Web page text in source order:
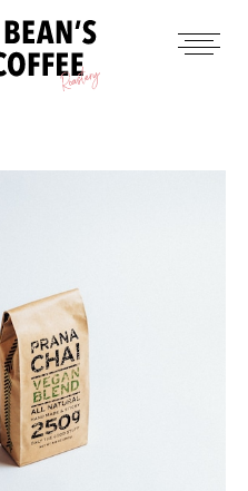
MENU